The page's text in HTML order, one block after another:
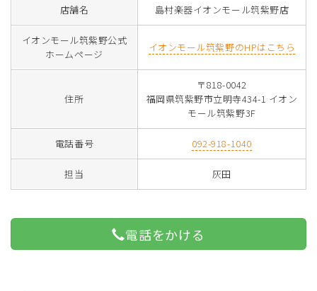
店舗名 島村楽器イオンモール筑紫野店
イオンモール筑紫野公式
ホームページ
イオンモール筑紫野のHPはこちら
住所
〒818-0042
福岡県筑紫野市立明寺434-1 イオン
モール筑紫野3F
電話番号 092-918-1040
担当 灰田
電話をかける